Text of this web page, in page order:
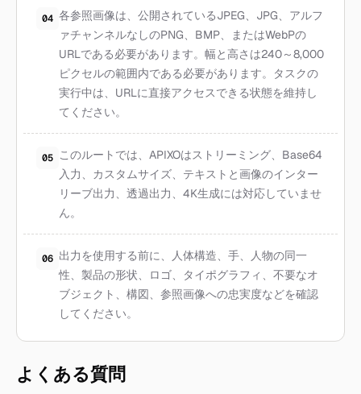
04 各参照画像は、公開されているJPEG、JPG、アルフ
ァチャンネルなしのPNG、BMP、またはWebPの
URLである必要があります。幅と高さは240～8,000
ピクセルの範囲内である必要があります。タスクの
実行中は、URLに直接アクセスできる状態を維持し
てください。
05 このルートでは、APIXOはストリーミング、Base64
入力、カスタムサイズ、テキストと画像のインター
リーブ出力、透過出力、4K生成には対応していませ
ん。
06 出力を使用する前に、人体構造、手、人物の同一
性、製品の形状、ロゴ、タイポグラフィ、不要なオ
ブジェクト、構図、参照画像への忠実度などを確認
してください。
よくある質問